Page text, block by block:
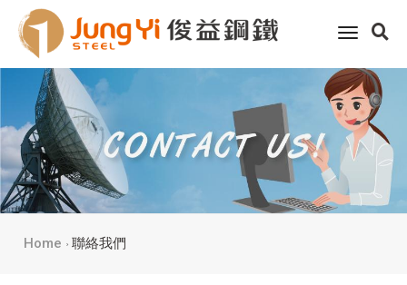
toggle
Home 聯絡我們